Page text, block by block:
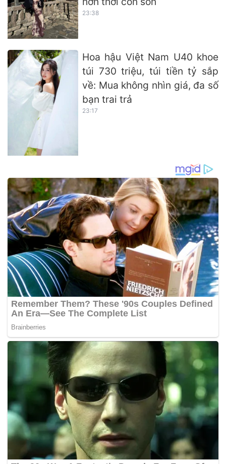
23:38
Hoa hậu Việt Nam U40 khoe
túi 730 triệu, túi tiền tỷ sắp
về: Mua không nhìn giá, đa số
bạn trai trả
23:17